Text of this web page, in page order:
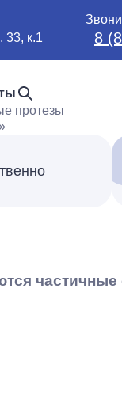
33, к.1
8
протезы